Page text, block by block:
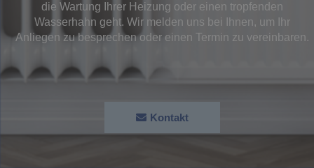
die Wartung Ihrer Heizung oder einen tropfenden
Wasserhahn geht. Wir melden uns bei Ihnen, um Ihr
Anliegen zu besprechen oder einen Termin zu vereinbaren.
Kontakt